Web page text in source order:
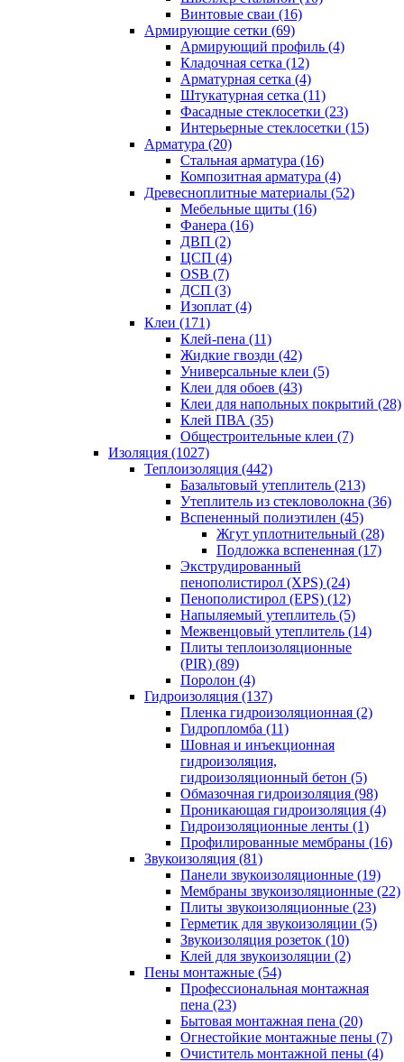
Винтовые сваи (16)
Армирующие сетки (69)
Армирующий профиль (4)
Кладочная сетка (12)
Арматурная сетка (4)
Штукатурная сетка (11)
Фасадные стеклосетки (23)
Интерьерные стеклосетки (15)
Арматура (20)
Стальная арматура (16)
Композитная арматура (4)
Древесноплитные материалы (52)
Мебельные щиты (16)
Фанера (16)
ДВП (2)
ЦСП (4)
OSB (7)
ДСП (3)
Изоплат (4)
Клеи (171)
Клей-пена (11)
Жидкие гвозди (42)
Универсальные клеи (5)
Клеи для обоев (43)
Клеи для напольных покрытий (28)
Клей ПВА (35)
Общестроительные клеи (7)
Изоляция (1027)
Теплоизоляция (442)
Базальтовый утеплитель (213)
Утеплитель из стекловолокна (36)
Вспененный полиэтилен (45)
Жгут уплотнительный (28)
Подложка вспененная (17)
Экструдированный
пенополистирол (XPS) (24)
Пенополистирол (EPS) (12)
Напыляемый утеплитель (5)
Межвенцовый утеплитель (14)
Плиты теплоизоляционные
(PIR) (89)
Поролон (4)
Гидроизоляция (137)
Пленка гидроизоляционная (2)
Гидропломба (11)
Шовная и инъекционная
гидроизоляция,
гидроизоляционный бетон (5)
Обмазочная гидроизоляция (98)
Проникающая гидроизоляция (4)
Гидроизоляционные ленты (1)
Профилированные мембраны (16)
Звукоизоляция (81)
Панели звукоизоляционные (19)
Мембраны звукоизоляционные (22)
Плиты звукоизоляционные (23)
Герметик для звукоизоляции (5)
Звукоизоляция розеток (10)
Клей для звукоизоляции (2)
Пены монтажные (54)
Профессиональная монтажная
пена (23)
Бытовая монтажная пена (20)
Огнестойкие монтажные пены (7)
Очиститель монтажной пены (4)